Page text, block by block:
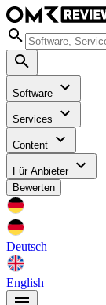
Software
Services
Content
Für Anbieter
Bewerten
Deutsch
English